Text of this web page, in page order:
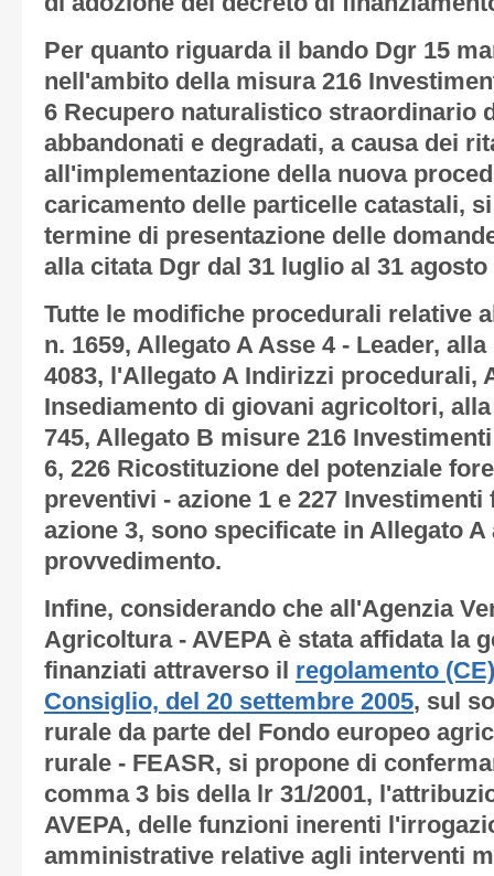
Per quanto riguarda il bando Dgr 15
nell'ambito della misura 216
6 Recupero naturalistico straordinario
abbandonati e degradati, a causa dei
all'implementazione della nuova
caricamento delle particelle catastali,
termine di presentazione delle
alla citata Dgr dal 31 luglio al 31 agosto
Tutte le modifiche procedurali relative
n. 1659, Allegato A Asse 4 - Leader,
4083, l'Allegato A Indirizzi procedurali,
Insediamento di giovani agricoltori,
745, Allegato B misure 216
6, 226 Ricostituzione del potenziale
preventivi - azione 1 e 227
azione 3, sono specificate in Allegato A
provvedimento.
Infine, considerando che all'Agenzia
Agricoltura - AVEPA è stata affidata la
finanziati attraverso il regolamento
Consiglio, del 20 settembre 2005, sul
rurale da parte del Fondo europeo
rurale - FEASR, si propone di
comma 3 bis della lr 31/2001,
AVEPA, delle funzioni inerenti
amministrative relative agli interventi